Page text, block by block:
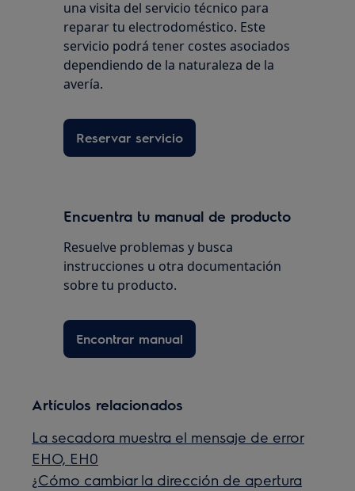
una visita del servicio técnico para
reparar tu electrodoméstico. Este
servicio podrá tener costes asociados
dependiendo de la naturaleza de la
avería.
Reservar servicio
Encuentra tu manual de producto
Resuelve problemas y busca
instrucciones u otra documentación
sobre tu producto.
Encontrar manual
Artículos relacionados
La secadora muestra el mensaje de error
EHO, EH0
¿Cómo cambiar la dirección de apertura